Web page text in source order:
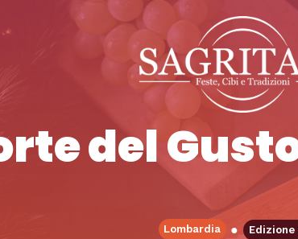
del
Lombardia ● Edizione